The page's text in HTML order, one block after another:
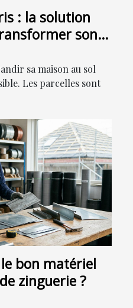
: la solution
son
sa maison au sol
Les parcelles sont
bon matériel
zinguerie ?